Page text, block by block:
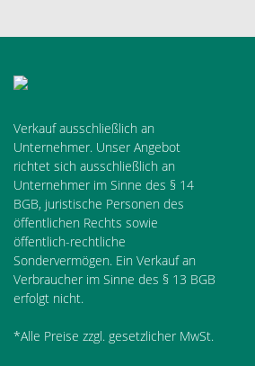
Verkauf ausschließlich an
Unternehmer. Unser Angebot
richtet sich ausschließlich an
Unternehmer im Sinne des § 14
BGB, juristische Personen des
öffentlichen Rechts sowie
öffentlich-rechtliche
Sondervermögen. Ein Verkauf an
Verbraucher im Sinne des § 13 BGB
erfolgt nicht.
*Alle Preise zzgl. gesetzlicher MwSt.